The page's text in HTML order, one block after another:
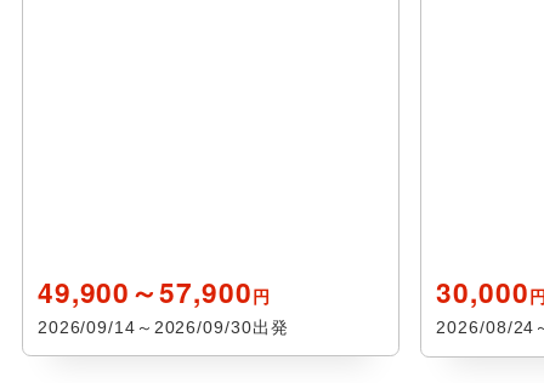
49,900～57,900円
2026/09/14～2026/09/30出発
30,000
2026/08/24